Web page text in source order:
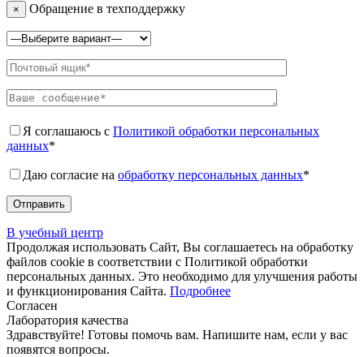
× Обращение в техподдержку
Я соглашаюсь с Политикой обработки персональных
данных*
Даю согласие на обработку персональных данных*
В учебный центр
Продолжая использовать Сайт, Вы соглашаетесь на обработку
файлов cookie в соответствии с Политикой обработки
персональных данных. Это необходимо для улучшения работы
и функционирования Сайта. Подробнее
Согласен
Лаборатория качества
Здравствуйте! Готовы помочь вам. Напишите нам, если у вас
появятся вопросы.